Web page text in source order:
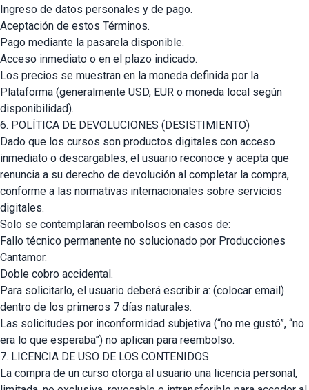
Ingreso de datos personales y de pago.
Aceptación de estos Términos.
Pago mediante la pasarela disponible.
Acceso inmediato o en el plazo indicado.
Los precios se muestran en la moneda definida por la
Plataforma (generalmente USD, EUR o moneda local según
disponibilidad).
6. POLÍTICA DE DEVOLUCIONES (DESISTIMIENTO)
Dado que los cursos son productos digitales con acceso
inmediato o descargables, el usuario reconoce y acepta que
renuncia a su derecho de devolución al completar la compra,
conforme a las normativas internacionales sobre servicios
digitales.
Solo se contemplarán reembolsos en casos de:
Fallo técnico permanente no solucionado por Producciones
Cantamor.
Doble cobro accidental.
Para solicitarlo, el usuario deberá escribir a: (colocar email)
dentro de los primeros 7 días naturales.
Las solicitudes por inconformidad subjetiva (“no me gustó”, “no
era lo que esperaba”) no aplican para reembolso.
7. LICENCIA DE USO DE LOS CONTENIDOS
La compra de un curso otorga al usuario una licencia personal,